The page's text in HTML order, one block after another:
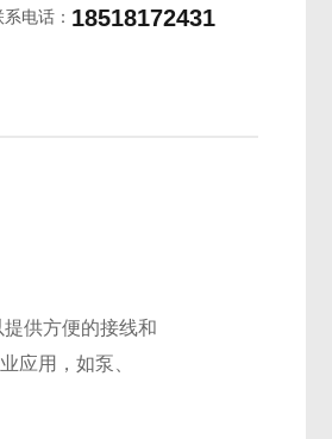
系电话： 18518172431
供方便的接线和
应用，如泵、